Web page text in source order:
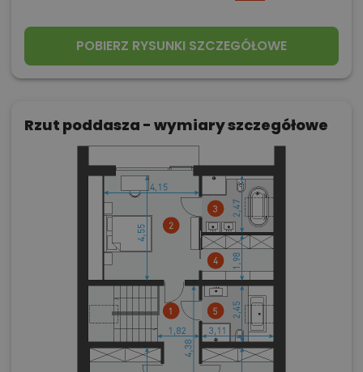
POBIERZ RYSUNKI SZCZEGÓŁOWE
Rzut poddasza - wymiary szczegółowe